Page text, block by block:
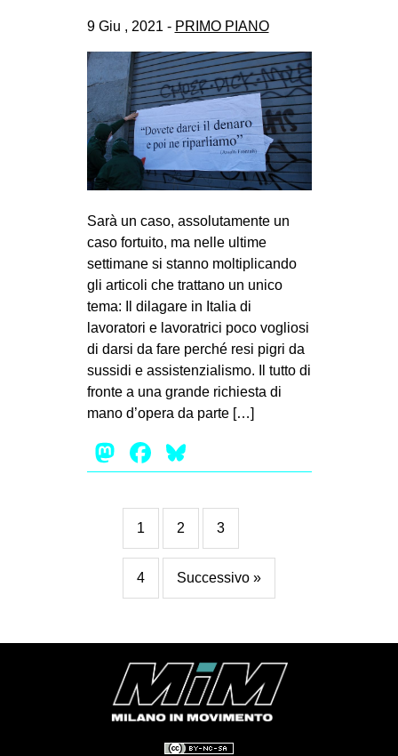
9 Giu , 2021 - PRIMO PIANO
Sarà un caso, assolutamente un
caso fortuito, ma nelle ultime
settimane si stanno moltiplicando
gli articoli che trattano un unico
tema: Il dilagare in Italia di
lavoratori e lavoratrici poco vogliosi
di darsi da fare perché resi pigri da
sussidi e assistenzialismo. Il tutto di
fronte a una grande richiesta di
mano d’opera da parte […]
Mastodon
Facebook
1 2 3
4 Successivo »